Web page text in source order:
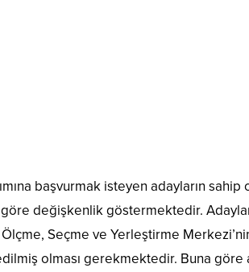
başvurmak isteyen adayların
değişkenlik göstermektedir.
Seçme ve Yerleştirme
olması gerekmektedir. Buna